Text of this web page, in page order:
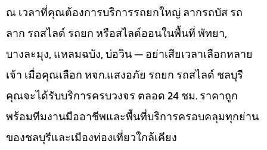
ณ เวลาที่คุณต้องการบริการรถยกใหญ่ ลากรถบัส รถ
ลาก รถสไลด์ รถยก หรือสไลด์ออนในพื้นที่ พัทยา,
บางละมุง, แหลมฉบัง, บ่อวิน — อย่าเสียเวลาเลือกหลาย
เจ้า เมื่อคุณเลือก หจก.แสงอภัย รถยก รถสไลด์ ชลบุรี
คุณจะได้รับบริการครบวงจร ตลอด 24 ชม. ราคาถูก
พร้อมทีมงานมืออาชีพและพื้นที่บริการครอบคลุมทุกย่าน
ของชลบุรีและเมืองท่องเที่ยวใกล้เคียง